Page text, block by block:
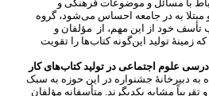
با مسائل و موضوعات فرهنگی و
و مبتلا به در جامعه احساس میشود، گروه
خود از این مهم، از
مؤلفان و
زمینۀ تولید اینگونه کتابها را تقویت
درسی علوم اجتماعی در تولید کتابهای کار
به دبیرخانۀ جشنواره در این حوزه به سبک
مشابه یکدیگرند. متأسفانه مؤلفان